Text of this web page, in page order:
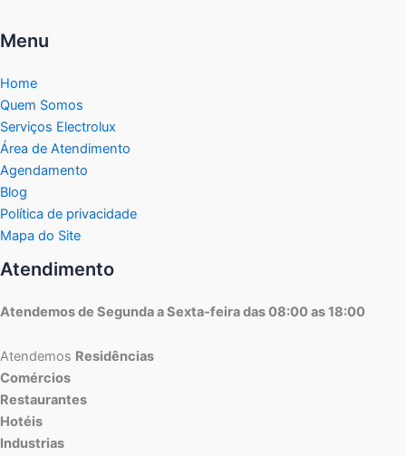
Menu
Home
Quem Somos
Serviços Electrolux
Área de Atendimento
Agendamento
Blog
Política de privacidade
Mapa do Site
Atendimento
Atendemos de Segunda a Sexta-feira das 08:00 as 18:00
Atendemos Residências
Comércios
Restaurantes
Hotéis
Industrias